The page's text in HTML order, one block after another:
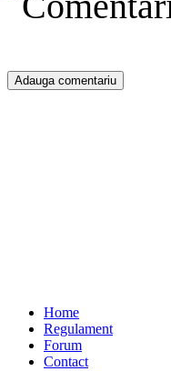
Home
Regulament
Forum
Contact